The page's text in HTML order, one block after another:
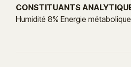
CONSTITUANTS
Humidité 8% Energie